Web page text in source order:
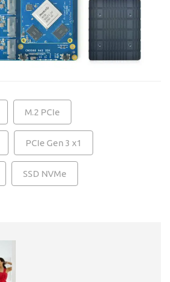
M.2 PCIe
PCIe Gen 3 x1
SSD NVMe